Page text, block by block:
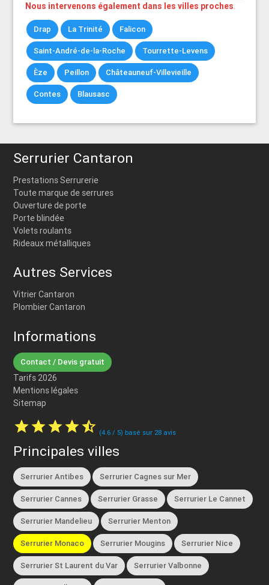
Nous intervenons également dans les villes proches.
Drap La Trinité Falicon
Saint-André-de-la-Roche Tourrette-Levens
Èze Peillon Châteauneuf-Villevieille
Contes Blausasc
Serrurier Cantaron
Prestations Serrurerie
Toute marque de serrures
Ouverture de porte
Porte blindée
Volets roulants
Rideaux métalliques
Autres Services
Vitrier Cantaron
Plombier Cantaron
Informations
Contact / Devis gratuit
Tarifs 2026
Mentions légales
Sitemap
starstarstarstarstar_half (4.6 / 5) basé sur 28 avis
Principales villes
Serrurier Antibes Serrurier Cagnes sur Mer
Serrurier Cannes Serrurier Grasse Serrurier Le Cannet
Serrurier Mandelieu Serrurier Menton
Serrurier Monaco Serrurier Mougins Serrurier Nice
Serrurier St Laurent du Var Serrurier Valbonne